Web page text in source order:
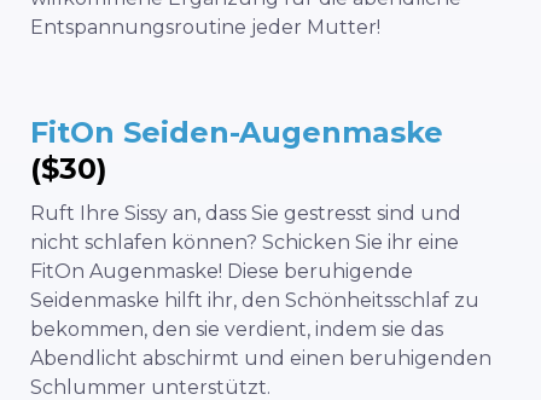
Entspannungsroutine jeder Mutter!
FitOn Seiden-Augenmaske
($30)
Ruft Ihre Sissy an, dass Sie gestresst sind und
nicht schlafen können? Schicken Sie ihr eine
FitOn Augenmaske! Diese beruhigende
Seidenmaske hilft ihr, den Schönheitsschlaf zu
bekommen, den sie verdient, indem sie das
Abendlicht abschirmt und einen beruhigenden
Schlummer unterstützt.